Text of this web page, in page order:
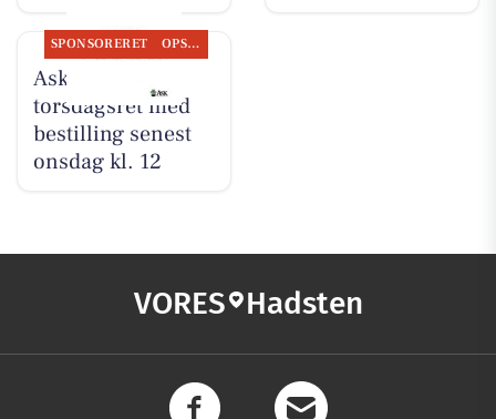
SPONSORERET OPSLAGSTAVLEN
Ask tilbyder
torsdagsret med
bestilling senest
onsdag kl. 12
VORES Hadsten